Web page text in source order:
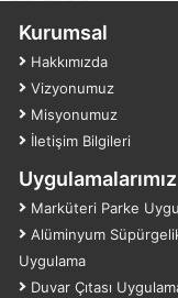
Kurumsal
Hakkımızda
Vizyonumuz
Misyonumuz
İletişim Bilgileri
Uygulamalarımız
Marküteri Parke
Alüminyum
Uygulama
Duvar Çıtası